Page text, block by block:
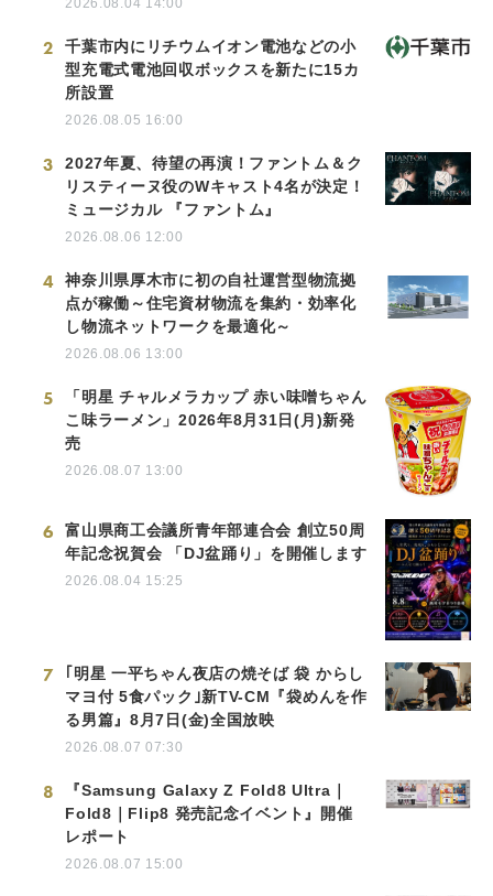
2
千葉市内にリチウムイオン電池などの小
型充電式電池回収ボックスを新たに15カ
所設置
2026.08.05 16:00
3
2027年夏、待望の再演！ファントム＆ク
リスティーヌ役のWキャスト4名が決定！
ミュージカル 『ファントム』
2026.08.06 12:00
4
神奈川県厚木市に初の自社運営型物流拠
点が稼働～住宅資材物流を集約・効率化
し物流ネットワークを最適化～
2026.08.06 13:00
5
「明星 チャルメラカップ 赤い味噌ちゃん
こ味ラーメン」2026年8月31日(月)新発
売
2026.08.07 13:00
6
富山県商工会議所青年部連合会 創立50周
年記念祝賀会 「DJ盆踊り」を開催します
2026.08.04 15:25
7
｢明星 一平ちゃん夜店の焼そば 袋 からし
マヨ付 5食パック｣新TV-CM『袋めんを作
る男篇』8月7日(金)全国放映
2026.08.07 07:30
8
『Samsung Galaxy Z Fold8 Ultra｜
Fold8｜Flip8 発売記念イベント』開催
レポート
2026.08.07 15:00